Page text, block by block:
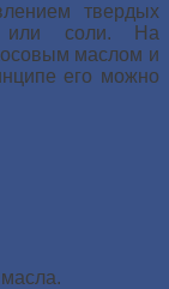
твердых
или соли. На
маслом и
его можно